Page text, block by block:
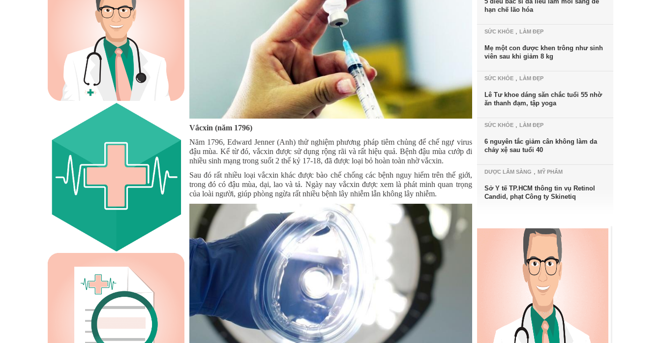
Vắcxin (năm 1796)
Năm 1796, Edward Jenner (Anh) thử nghiệm phương pháp tiêm chủng để chế ngự virus
đậu mùa. Kể từ đó, vắcxin được sử dụng rộng rãi và rất hiệu quả. Bệnh đậu mùa cướp đi
nhiều sinh mạng trong suốt 2 thế kỷ 17-18, đã được loại bỏ hoàn toàn nhờ vắcxin.
Sau đó rất nhiều loại vắcxin khác được bào chế chống các bệnh nguy hiểm trên thế giới,
trong đó có đậu mùa, dại, lao và tả. Ngày nay vắcxin được xem là phát minh quan trọng
của loài người, giúp phòng ngừa rất nhiều bệnh lây nhiễm lẫn không lây nhiễm.
hạn chế lão hóa
SỨC KHỎE, LÀM ĐẸP
Mẹ một con được khen trông như sinh
viên sau khi giảm 8 kg
SỨC KHỎE, LÀM ĐẸP
Lê Tư khoe dáng săn chắc tuổi 55 nhờ
ăn thanh đạm, tập yoga
SỨC KHỎE, LÀM ĐẸP
6 nguyên tắc giảm cân không làm da
chảy xệ sau tuổi 40
DƯỢC LÂM SÀNG , MỸ PHẨM
Sở Y tế TP.HCM thông tin vụ Retinol
Candid, phạt Công ty Skinetiq